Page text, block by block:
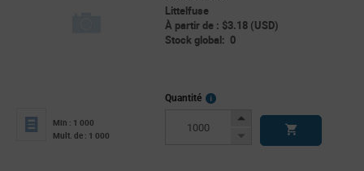
Littelfuse
À partir de : $3.18 (USD)
Stock global: 0
Min : 1 000
Mult. de : 1 000
Quantité
More
Increase
Decrease